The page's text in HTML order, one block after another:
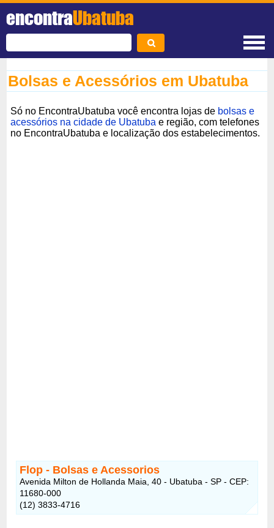
encontraUbatuba
Bolsas e Acessórios em Ubatuba
Só no EncontraUbatuba você encontra lojas de bolsas e
acessórios na cidade de Ubatuba e região, com telefones
no EncontraUbatuba e localização dos estabelecimentos.
Flop - Bolsas e Acessorios
Avenida Milton de Hollanda Maia, 40 - Ubatuba - SP - CEP:
11680-000
(12) 3833-4716